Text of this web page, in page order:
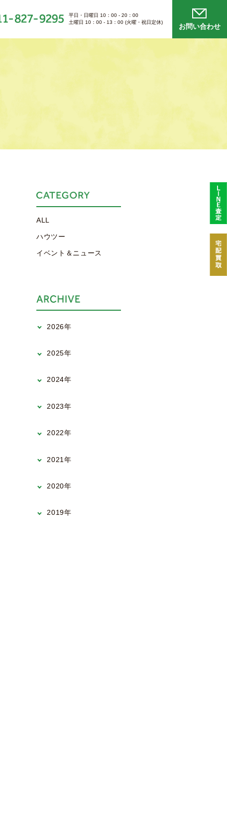
平日・日曜日 10：00 - 20：00
土曜日 10：00 - 13：00 (火曜・祝日定休)
お問い合わせ
ALL
ハウツー
イベント＆ニュース
2026年
2025年
2024年
2023年
2022年
2021年
2020年
2019年